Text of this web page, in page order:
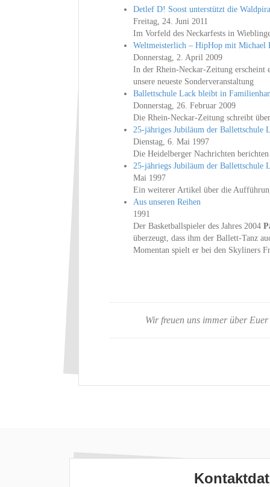
Detlef D! Soost unterstützt die
Freitag, 24. Juni 2011
Im Vorfeld des Neckarfests in
Weltmeisterlich – HipHop mit Michael
Donnerstag, 2. April 2009
In der Rhein-Neckar-Zeitung erscheint
unsere neueste Sonderveranstaltung
Ballettschule Lack bleibt in
Donnerstag, 26. Februar 2009
Die Rhein-Neckar-Zeitung schreibt
25-jähriges Jubiläum der Ballettschule
Dienstag, 6. Mai 1997
Die Heidelberger Nachrichten
25-jähriegs Jubiläum der Ballettschule
Mai 1997
Ein weiterer Artikel über die
Aus unseren Reihen
1991
Der Basketballspieler des Jahres 2004
überzeugt, dass ihm der Ballett-Tanz
Momentan spielt er bei den Skyliners
Wir freuen uns immer über